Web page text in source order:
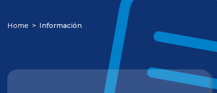
Home > Información